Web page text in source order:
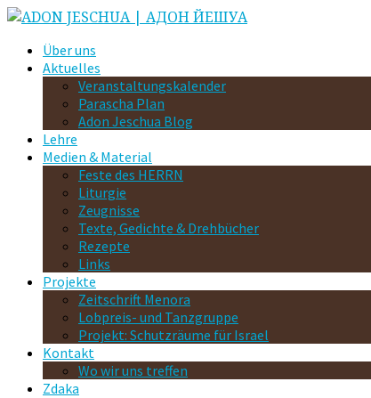
Über uns
Aktuelles
Veranstaltungskalender
Parascha Plan
Adon Jeschua Blog
Lehre
Medien & Material
Feste des HERRN
Liturgie
Zeugnisse
Texte, Gedichte & Drehbücher
Rezepte
Links
Projekte
Zeitschrift Menora
Lobpreis- und Tanzgruppe
Projekt: Schutzräume für Israel
Kontakt
Wo wir uns treffen
Zdaka